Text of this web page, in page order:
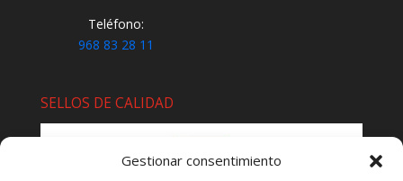
Gestionar consentimiento
Teléfono:
968 83 28 11
SELLOS DE CALIDAD